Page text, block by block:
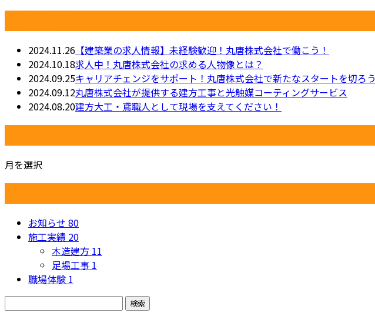
2024.11.26 【建築業の求人情報】未経験歓迎！丸唐株式会社で働こう！
2024.10.18求人中！丸唐株式会社の求める人物像とは？
2024.09.25キャリアチェンジをサポート！丸唐株式会社で新たなスタートを切ろう
2024.09.12丸唐株式会社が提供する建方工事と光触媒コーティングサービス
2024.08.20建方大工・鳶職人として現場を支えてください！
月を選択
お知らせ 80
施工実績 20
木造建方 11
足場工事 1
職場体験 1